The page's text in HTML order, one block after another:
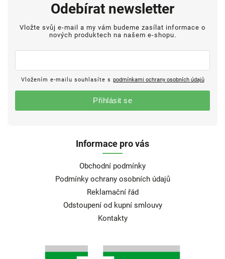
Informace pro vás
Obchodní podmínky
Podmínky ochrany osobních údajů
Reklamační řád
Odstoupení od kupní smlouvy
Kontakty
Odebírat newsletter
Vložte svůj e-mail a my vám budeme zasílat informace o
nových produktech na našem e-shopu.
Vložením e-mailu souhlasíte s podmínkami ochrany osobních údajů
Přihlásit se